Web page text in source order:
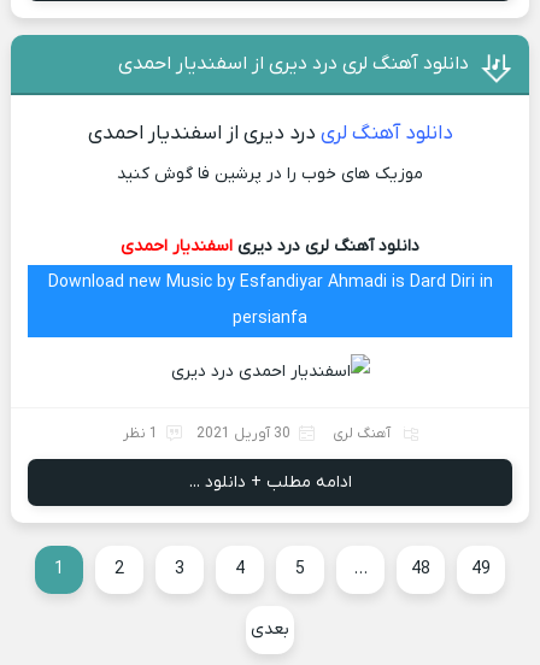
دانلود آهنگ لری درد دیری از اسفندیار احمدی
دانلود آهنگ لری درد دیری از اسفندیار احمدی
موزیک های خوب را در پرشین فا گوش کنید
دانلود آهنگ لری درد دیری اسفندیار احمدی
Download new Music by Esfandiyar Ahmadi is Dard Diri in
persianfa
آهنگ لری 30 آوریل 2021 1 نظر
ادامه مطلب + دانلود ...
1 2 3 4 5 … 48 49
بعدی